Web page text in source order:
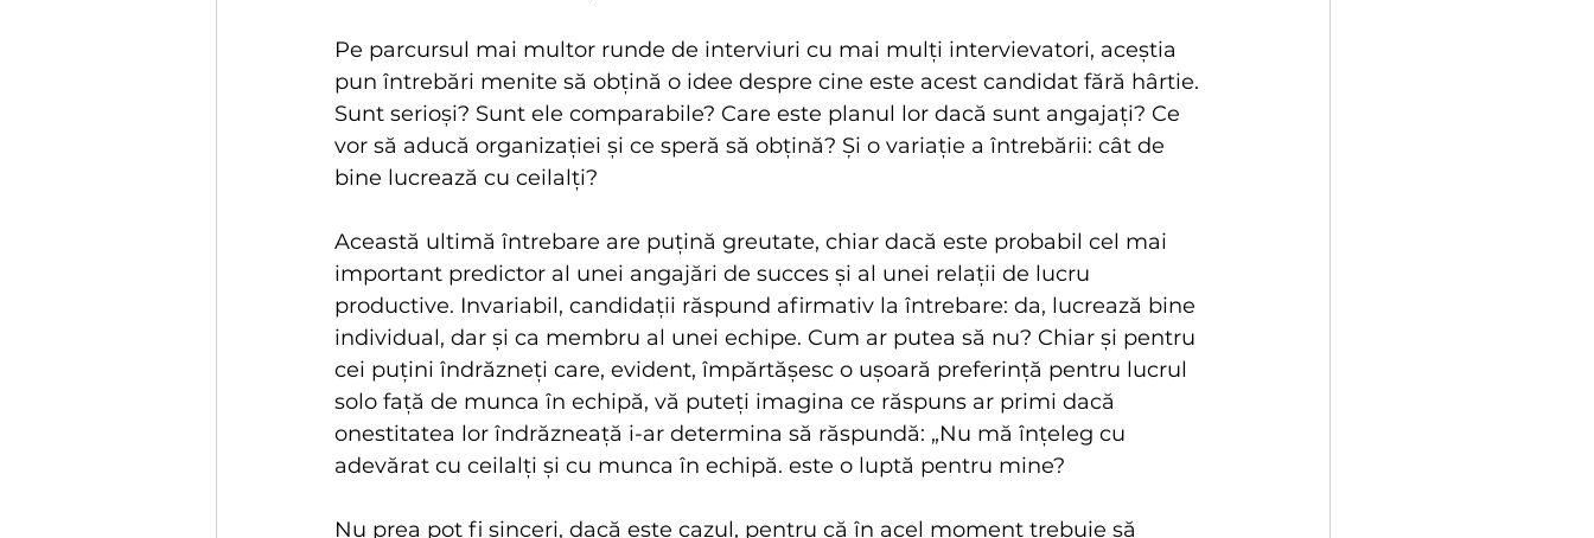
Pe parcursul mai multor runde de interviuri cu mai mulți intervievatori, aceștia
pun întrebări menite să obțină o idee despre cine este acest candidat fără hârtie.
Sunt serioși? Sunt ele comparabile? Care este planul lor dacă sunt angajați? Ce
vor să aducă organizației și ce speră să obțină? Și o variație a întrebării: cât de
bine lucrează cu ceilalți?
Această ultimă întrebare are puțină greutate, chiar dacă este probabil cel mai
important predictor al unei angajări de succes și al unei relații de lucru
productive. Invariabil, candidații răspund afirmativ la întrebare: da, lucrează bine
individual, dar și ca membru al unei echipe. Cum ar putea să nu? Chiar și pentru
cei puțini îndrăzneți care, evident, împărtășesc o ușoară preferință pentru lucrul
solo față de munca în echipă, vă puteți imagina ce răspuns ar primi dacă
onestitatea lor îndrăzneață i-ar determina să răspundă: „Nu mă înțeleg cu
adevărat cu ceilalți și cu munca în echipă. este o luptă pentru mine?
Nu prea pot fi sinceri, dacă este cazul, pentru că în acel moment trebuie să